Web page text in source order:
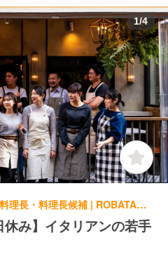
1/4
イタリアン, 洋食・西洋料理 | 料理長・料理長候補 | ROBATA幸 ROBATA 幸
休み】イタリアンの若手